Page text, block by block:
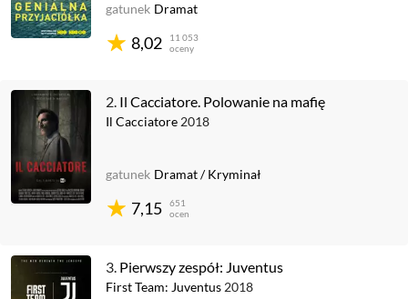
8,02
11 053
oceny
gatunek Dramat
2. Il Cacciatore. Polowanie na mafię
Il Cacciatore 2018
7,15
651
ocen
gatunek Dramat/Kryminał
3. Pierwszy zespół: Juventus
First Team: Juventus 2018